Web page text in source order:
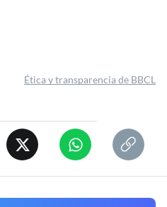
Ética y transparencia de BBCL